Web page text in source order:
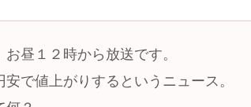
昼１２時から放送です。
で値上がりするというニュース。